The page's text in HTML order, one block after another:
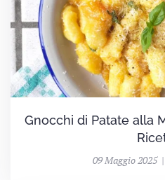
Gnocchi di Patate alla
09 Maggio 2025